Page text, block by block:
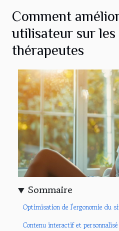
Comment
utilisateur sur les
thérapeutes
Sommaire
Optimisation de l'ergonomie du
Contenu interactif et personnalisé